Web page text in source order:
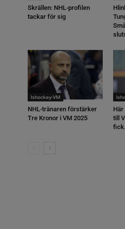
Skrällen: NHL-profilen
tackar för sig
Ishockey-VM
NHL-tränaren förstärker
Tre Kronor i VM 2025
till